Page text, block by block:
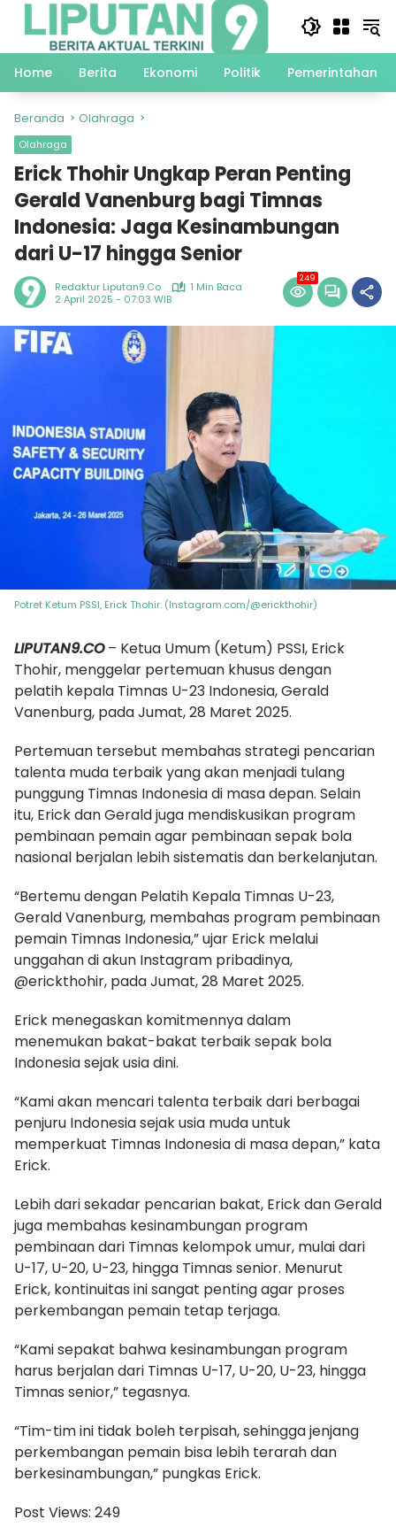
Langsung
Home
Berita Ekonomi Politik Pemerintahan
Beranda Olahraga
Olahraga
Erick Thohir Ungkap Peran Penting
Gerald Vanenburg bagi Timnas
Indonesia: Jaga Kesinambungan
dari U-17 hingga Senior
Redaktur Liputan9.co
1 Min Baca
2 April 2025 - 07:03 WIB
249
Potret Ketum PSSI, Erick Thohir. (Instagram.com/@erickthohir)
LIPUTAN9.CO– Ketua Umum (Ketum) PSSI, Erick
Thohir, menggelar pertemuan khusus dengan
pelatih kepala Timnas U-23 Indonesia, Gerald
Vanenburg, pada Jumat, 28 Maret 2025.
Pertemuan tersebut membahas strategi pencarian
talenta muda terbaik yang akan menjadi tulang
punggung Timnas Indonesia di masa depan. Selain
itu, Erick dan Gerald juga mendiskusikan program
pembinaan pemain agar pembinaan sepak bola
nasional berjalan lebih sistematis dan berkelanjutan.
“Bertemu dengan Pelatih Kepala Timnas U-23,
Gerald Vanenburg, membahas program pembinaan
pemain Timnas Indonesia,” ujar Erick melalui
unggahan di akun Instagram pribadinya,
@erickthohir, pada Jumat, 28 Maret 2025.
Erick menegaskan komitmennya dalam
menemukan bakat-bakat terbaik sepak bola
Indonesia sejak usia dini.
“Kami akan mencari talenta terbaik dari berbagai
penjuru Indonesia sejak usia muda untuk
memperkuat Timnas Indonesia di masa depan,” kata
Erick.
Lebih dari sekadar pencarian bakat, Erick dan Gerald
juga membahas kesinambungan program
pembinaan dari Timnas kelompok umur, mulai dari
U-17, U-20, U-23, hingga Timnas senior. Menurut
Erick, kontinuitas ini sangat penting agar proses
perkembangan pemain tetap terjaga.
“Kami sepakat bahwa kesinambungan program
harus berjalan dari Timnas U-17, U-20, U-23, hingga
Timnas senior,” tegasnya.
“Tim-tim ini tidak boleh terpisah, sehingga jenjang
perkembangan pemain bisa lebih terarah dan
berkesinambungan,” pungkas Erick.
Post Views: 249